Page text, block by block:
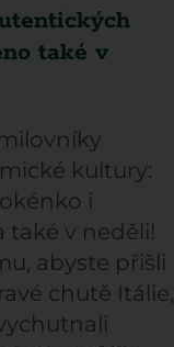
také v
kultury:
i
také v neděli!
abyste přišli
chutě Itálie,